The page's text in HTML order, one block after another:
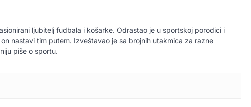
ljubitelj fudbala i košarke. Odrastao je u sportskoj porodici i
nastavi tim putem. Izveštavao je sa brojnih utakmica za razne
piše o sportu.